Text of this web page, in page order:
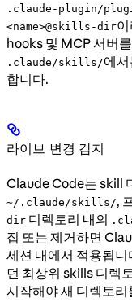
.claude-plugin/
<name>@skills-dir
hooks 및 MCP 서버
.claude/skills/에
합니다.
라이브 변경 감지
Claude Code는 skill
~/.claude/skills/,
dir 디렉토리 내의
집 또는 제거하면
세션 내에서 적용됩
던 최상위 skills 디렉
시작해야 새 디렉토